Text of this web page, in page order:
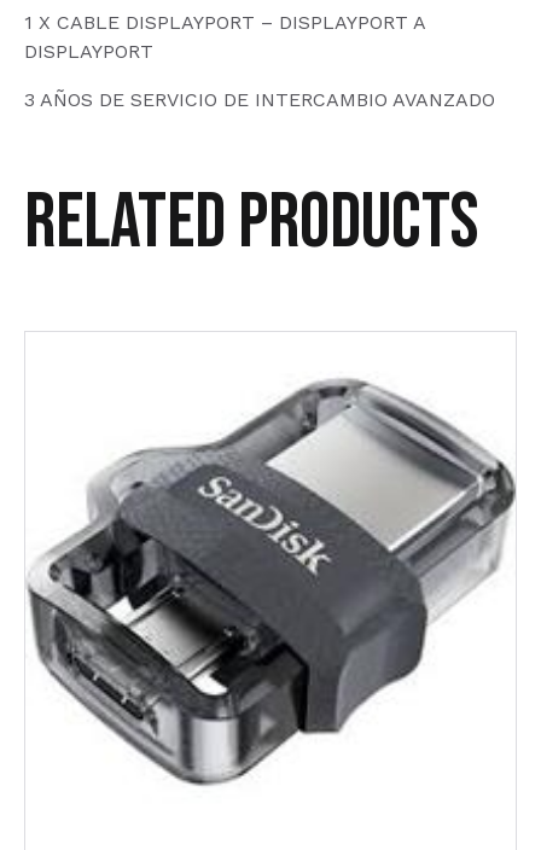
1 X CABLE DISPLAYPORT – DISPLAYPORT A
DISPLAYPORT
3 AÑOS DE SERVICIO DE INTERCAMBIO AVANZADO
Related products